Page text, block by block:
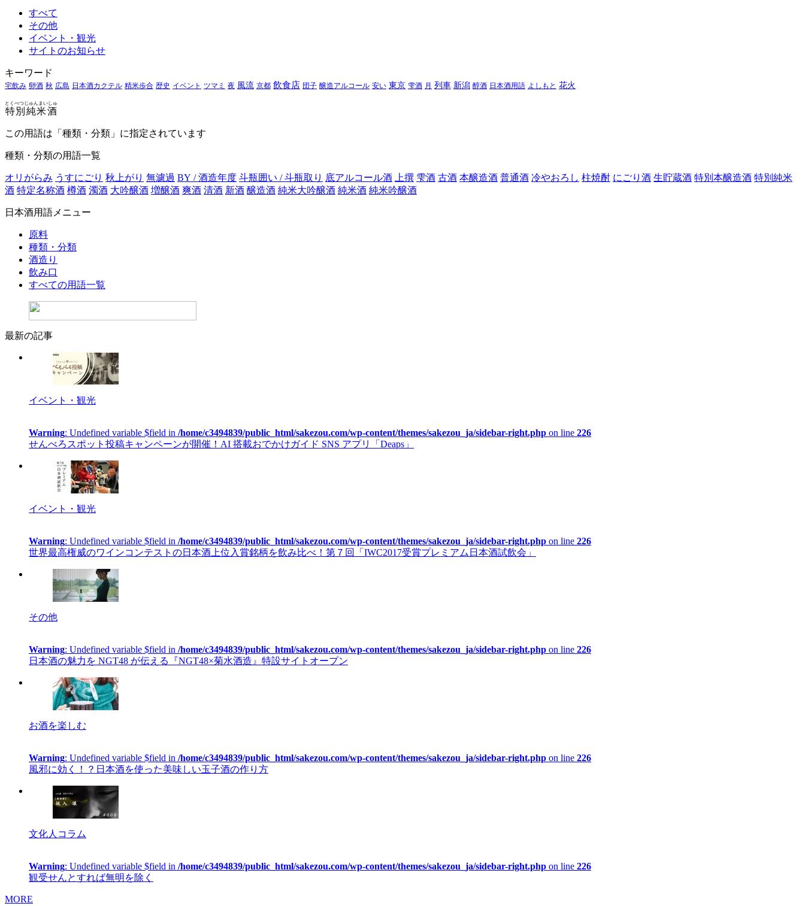
すべて
その他
イベント・観光
サイトのお知らせ
キーワード
宅飲み 卵酒 秋 広島 日本酒カクテル 精米歩合 歴史 イベント ツマミ 夜 風流 京都 飲食店 団子 醸造アルコール 安い 東京 雫酒 月 列車 新潟 醇酒 日本酒用語 よしもと 花火
特別純米酒
とくべつじゅんまいしゅ
この用語は「種類・分類」に指定されています
種類・分類の用語一覧
オリがらみ うすにごり 秋上がり 無濾過 BY / 酒造年度 斗瓶囲い / 斗瓶取り 底アルコール酒 上撰 雫酒 古酒 本醸造酒 普通酒 冷やおろし 柱焼酎 にごり酒 生貯蔵酒 特別本醸造酒 特別純米
酒 特定名称酒 樽酒 濁酒 大吟醸酒 増醸酒 爽酒 清酒 新酒 醸造酒 純米大吟醸酒 純米酒 純米吟醸酒
日本酒用語メニュー
原料
種類・分類
酒造り
飲み口
すべての用語一覧
最新の記事
イベント・観光
Warning : Undefined variable $field in /home/c3494839/public_html/sakezou.com/wp-content/themes/sakezou_ja/sidebar-right.php on line 226
せんべろスポット投稿キャンペーンが開催！AI 搭載おでかけガイド SNS アプリ「Deaps」
イベント・観光
Warning : Undefined variable $field in /home/c3494839/public_html/sakezou.com/wp-content/themes/sakezou_ja/sidebar-right.php on line 226
世界最高権威のワインコンテストの日本酒上位入賞銘柄を飲み比べ！第７回「IWC2017受賞プレミアム日本酒試飲会」
その他
Warning : Undefined variable $field in /home/c3494839/public_html/sakezou.com/wp-content/themes/sakezou_ja/sidebar-right.php on line 226
日本酒の魅力を NGT48 が伝える『NGT48×菊水酒造』特設サイトオープン
お酒を楽しむ
Warning : Undefined variable $field in /home/c3494839/public_html/sakezou.com/wp-content/themes/sakezou_ja/sidebar-right.php on line 226
風邪に効く！？日本酒を使った美味しい玉子酒の作り方
文化人コラム
Warning : Undefined variable $field in /home/c3494839/public_html/sakezou.com/wp-content/themes/sakezou_ja/sidebar-right.php on line 226
観受せんとすれば無明を除く
MORE